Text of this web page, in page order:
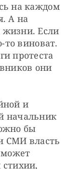
на каждом
А на
Если
то виноват.
протеста
они
и
начальник
бы
СМИ власть
может
стихии,